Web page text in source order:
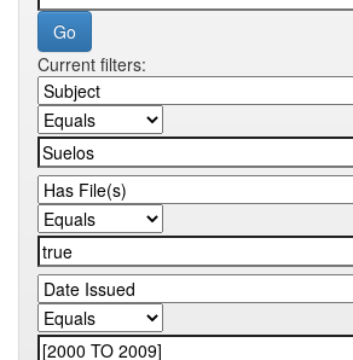
Current filters: